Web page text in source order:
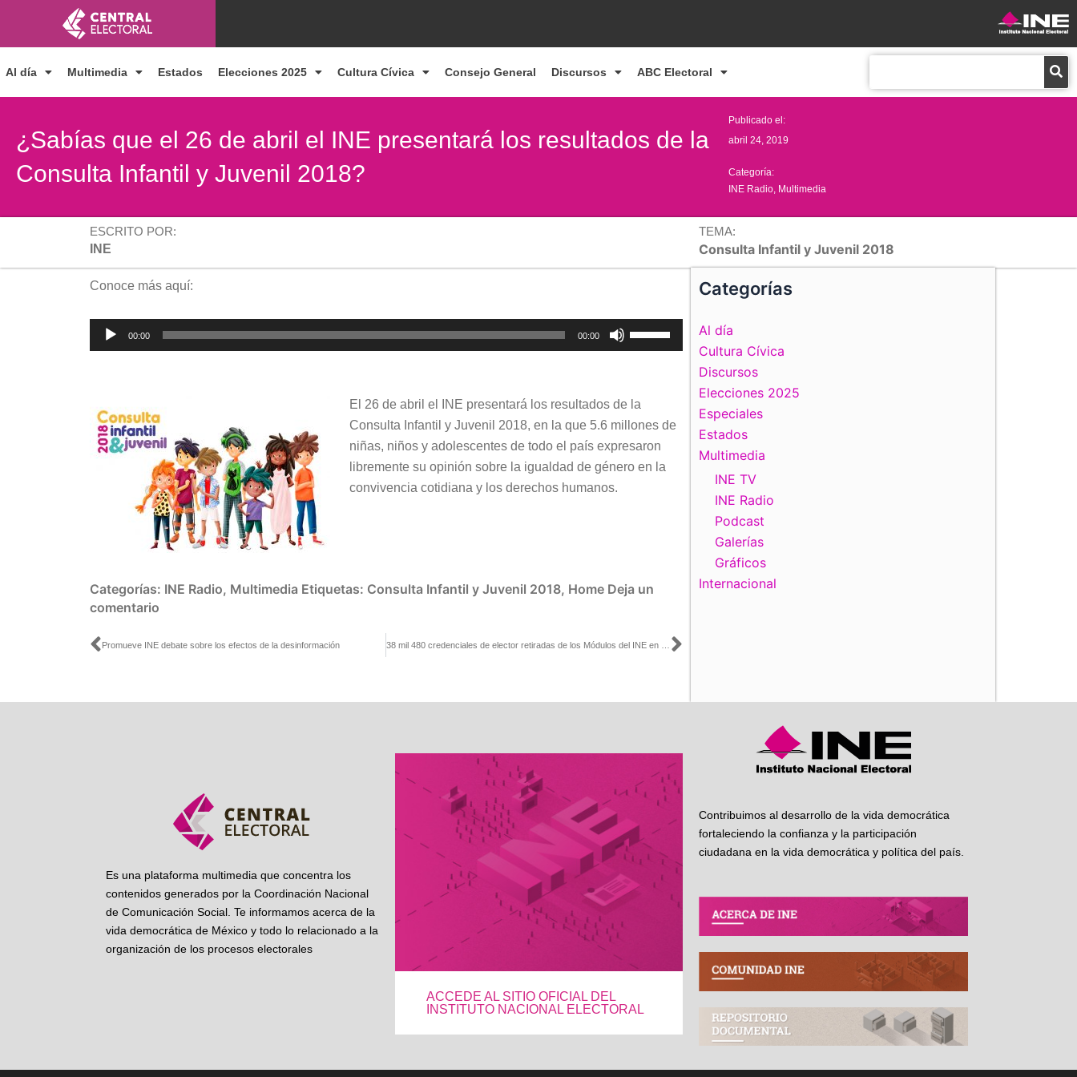
contenido
Al día Multimedia Estados Elecciones 2025 Cultura Cívica Consejo General Discursos ABC Electoral
¿Sabías que el 26 de abril el INE presentará los resultados de la
Consulta Infantil y Juvenil 2018?
Publicado el:
abril 24, 2019
Categoría:
INE Radio Multimedia
ESCRITO POR:
INE
TEMA:
Consulta Infantil y Juvenil 2018
Conoce más aquí:
Reproductor
de
00:00 00:00
las
flecha
arriba/abajo
para
aumentar
El 26 de abril el INE presentará los resultados de la
Consulta Infantil y Juvenil 2018, en la que 5.6 millones de
niñas, niños y adolescentes de todo el país expresaron
libremente su opinión sobre la igualdad de género en la
convivencia cotidiana y los derechos humanos.
Categorías: INE Radio, Multimedia Etiquetas: Consulta Infantil y Juvenil 2018, Home Deja un
comentario
Ant
Promueve INE debate sobre los efectos de la desinformación Siguiente
Categorías
Al día
Cultura Cívica
Discursos
Elecciones 2025
Especiales
Estados
Multimedia
INE TV
INE Radio
Podcast
Galerías
Gráficos
Internacional
Es una plataforma multimedia que concentra los
contenidos generados por la Coordinación Nacional
de Comunicación Social. Te informamos acerca de la
vida democrática de México y todo lo relacionado a la
organización de los procesos electorales
ACCEDE AL SITIO OFICIAL DEL
INSTITUTO NACIONAL ELECTORAL
Contribuimos al desarrollo de la vida democrática
fortaleciendo la confianza y la participación
ciudadana en la vida democrática y política del país.